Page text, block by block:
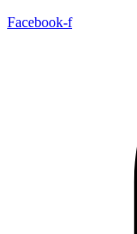
Facebook-f